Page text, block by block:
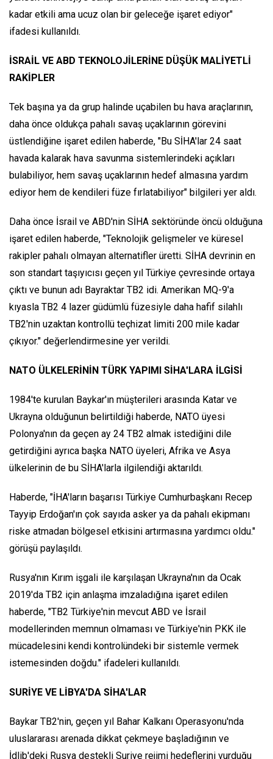
kadar etkili ama ucuz olan bir geleceğe işaret ediyor"
ifadesi kullanıldı.
İSRAİL VE ABD TEKNOLOJİLERİNE DÜŞÜK MALİYETLİ
RAKİPLER
Tek başına ya da grup halinde uçabilen bu hava araçlarının,
daha önce oldukça pahalı savaş uçaklarının görevini
üstlendiğine işaret edilen haberde, "Bu SİHA'lar 24 saat
havada kalarak hava savunma sistemlerindeki açıkları
bulabiliyor, hem savaş uçaklarının hedef almasına yardım
ediyor hem de kendileri füze fırlatabiliyor" bilgileri yer aldı.
Daha önce İsrail ve ABD'nin SİHA sektöründe öncü olduğuna
işaret edilen haberde, "Teknolojik gelişmeler ve küresel
rakipler pahalı olmayan alternatifler üretti. SİHA devrinin en
son standart taşıyıcısı geçen yıl Türkiye çevresinde ortaya
çıktı ve bunun adı Bayraktar TB2 idi. Amerikan MQ-9'a
kıyasla TB2 4 lazer güdümlü füzesiyle daha hafif silahlı
TB2'nin uzaktan kontrollü teçhizat limiti 200 mile kadar
çıkıyor." değerlendirmesine yer verildi.
NATO ÜLKELERİNİN TÜRK YAPIMI SİHA'LARA İLGİSİ
1984'te kurulan Baykar'ın müşterileri arasında Katar ve
Ukrayna olduğunun belirtildiği haberde, NATO üyesi
Polonya'nın da geçen ay 24 TB2 almak istediğini dile
getirdiğini ayrıca başka NATO üyeleri, Afrika ve Asya
ülkelerinin de bu SİHA'larla ilgilendiği aktarıldı.
Haberde, "İHA'ların başarısı Türkiye Cumhurbaşkanı Recep
Tayyip Erdoğan'ın çok sayıda asker ya da pahalı ekipmanı
riske atmadan bölgesel etkisini artırmasına yardımcı oldu."
görüşü paylaşıldı.
Rusya'nın Kırım işgali ile karşılaşan Ukrayna'nın da Ocak
2019'da TB2 için anlaşma imzaladığına işaret edilen
haberde, "TB2 Türkiye'nin mevcut ABD ve İsrail
modellerinden memnun olmaması ve Türkiye'nin PKK ile
mücadelesini kendi kontrolündeki bir sistemle vermek
istemesinden doğdu." ifadeleri kullanıldı.
SURİYE VE LİBYA'DA SİHA'LAR
Baykar TB2'nin, geçen yıl Bahar Kalkanı Operasyonu'nda
uluslararası arenada dikkat çekmeye başladığının ve
İdlib'deki Rusya destekli Suriye rejimi hedeflerini vurduğu